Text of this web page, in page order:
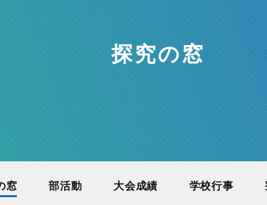
探究の窓
窓 部活動 大会成績 学校行事